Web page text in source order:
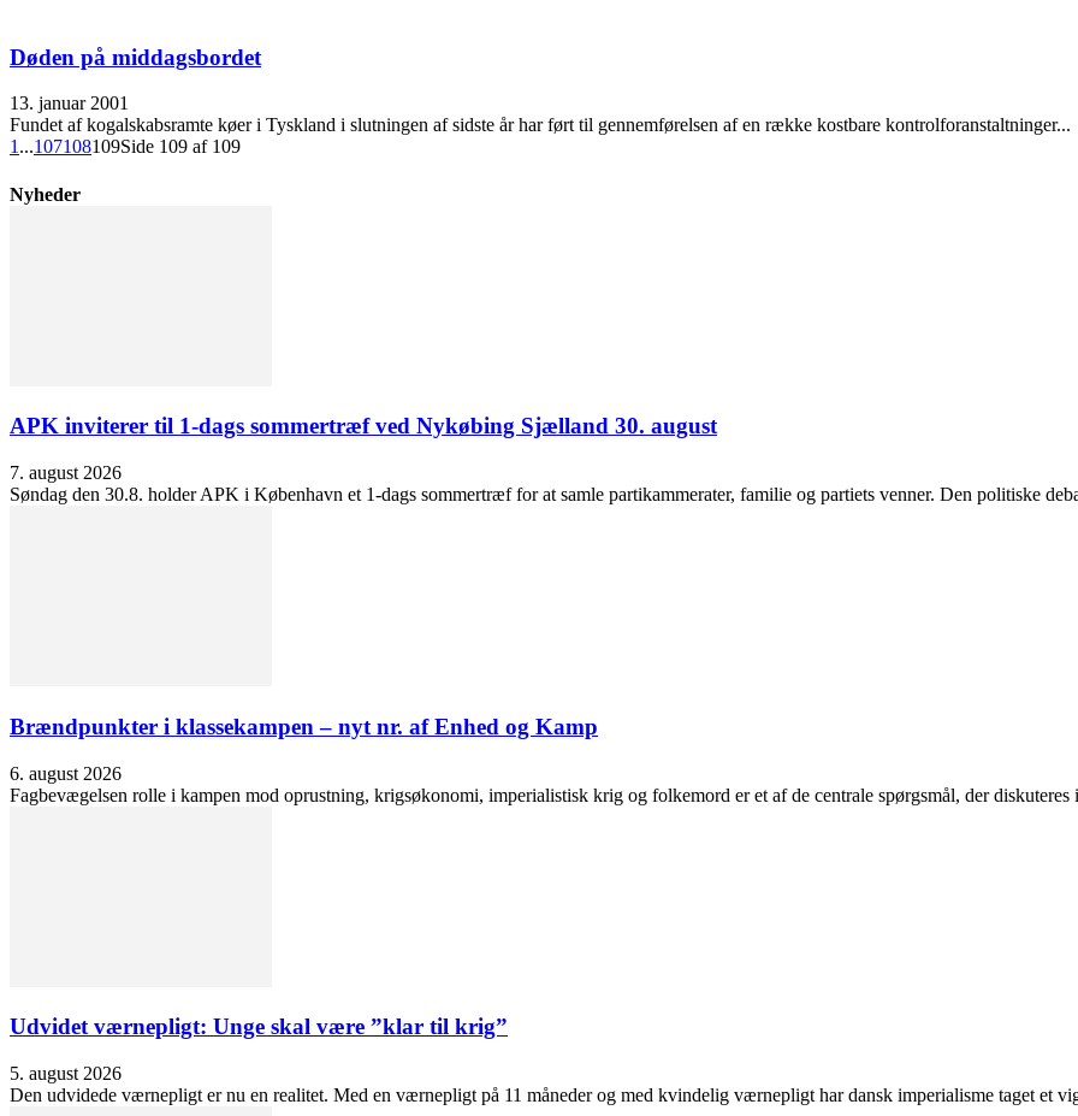
Døden på middagsbordet
13. januar 2001
Fundet af kogalskabsramte køer i Tyskland i slutningen af sidste år har ført til gennemførelsen af en række kostbare kontrolforanstaltninger...
1 ...107108109Side 109 af 109
Nyheder
APK inviterer til 1-dags sommertræf ved Nykøbing Sjælland 30. august
7. august 2026
Søndag den 30.8. holder APK i København et 1-dags sommertræf for at samle partikammerater, familie og partiets venner. Den politiske
Brændpunkter i klassekampen – nyt nr. af Enhed og Kamp
6. august 2026
Fagbevægelsen rolle i kampen mod oprustning, krigsøkonomi, imperialistisk krig og folkemord er et af de centrale spørgsmål, der
Udvidet værnepligt: Unge skal være ”klar til krig”
5. august 2026
Den udvidede værnepligt er nu en realitet. Med en værnepligt på 11 måneder og med kvindelig værnepligt har dansk imperialisme taget et